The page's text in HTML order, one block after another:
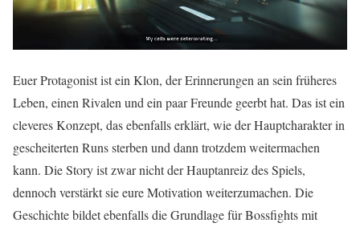
Euer Protagonist ist ein Klon, der Erinnerungen an sein früheres
Leben, einen Rivalen und ein paar Freunde geerbt hat. Das ist ein
cleveres Konzept, das ebenfalls erklärt, wie der Hauptcharakter in
gescheiterten Runs sterben und dann trotzdem weitermachen
kann. Die Story ist zwar nicht der Hauptanreiz des Spiels,
dennoch verstärkt sie eure Motivation weiterzumachen. Die
Geschichte bildet ebenfalls die Grundlage für Bossfights mit